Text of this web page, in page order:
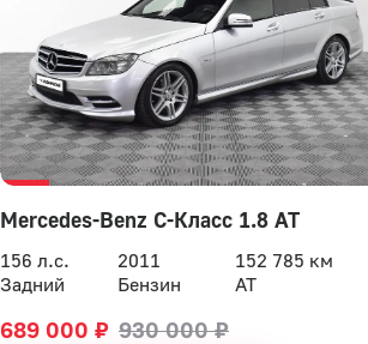
Mercedes-Benz C-Класс 1.8 AT
156 л.с. 2011
152 785 км
Задний
Бензин AT
689 000 ₽ 930 000 ₽